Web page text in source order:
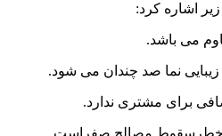
اشاره کرد: